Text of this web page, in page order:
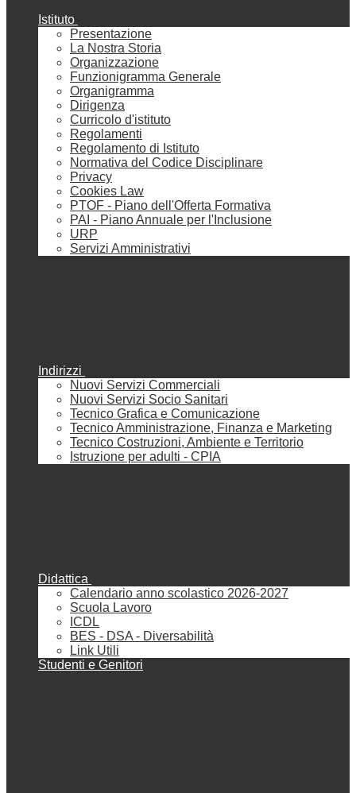
Istituto
Presentazione
La Nostra Storia
Organizzazione
Funzionigramma Generale
Organigramma
Dirigenza
Curricolo d'istituto
Regolamenti
Regolamento di Istituto
Normativa del Codice Disciplinare
Privacy
Cookies Law
PTOF - Piano dell'Offerta Formativa
PAI - Piano Annuale per l'Inclusione
URP
Servizi Amministrativi
Indirizzi
Nuovi Servizi Commerciali
Nuovi Servizi Socio Sanitari
Tecnico Grafica e Comunicazione
Tecnico Amministrazione, Finanza e Marketing
Tecnico Costruzioni, Ambiente e Territorio
Istruzione per adulti - CPIA
Didattica
Calendario anno scolastico 2026-2027
Scuola Lavoro
ICDL
BES - DSA - Diversabilità
Link Utili
Studenti e Genitori